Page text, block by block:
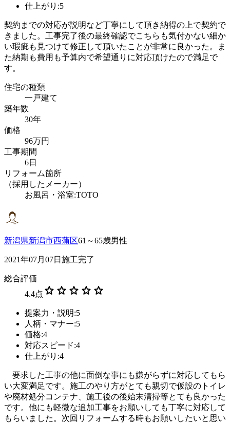
仕上がり:5
契約までの対応が説明など丁寧にして頂き納得の上で契約で
きました。工事完了後の最終確認でこちらも気付かない細か
い瑕疵も見つけて修正して頂いたことが非常に良かった。ま
た納期も費用も予算内で希望通りに対応頂けたので満足で
す。
住宅の種類
一戸建て
築年数
30年
価格
96万円
工事期間
6日
リフォーム箇所
（採用したメーカー）
お風呂・浴室:TOTO
新潟県新潟市西蒲区61～65歳男性
2021年07月07日施工完了
総合評価
4.4点 star star star star star
提案力・説明:5
人柄・マナー:5
価格:4
対応スピード:4
仕上がり:4
要求した工事の他に面倒な事にも嫌がらずに対応してもら
い大変満足です。施工のやり方がとても親切で仮設のトイレ
や廃材処分コンテナ、施工後の後始末清掃等とても良かった
です。他にも軽微な追加工事をお願いしても丁寧に対応して
もらいました。次回リフォームする時もお願いしたいと思い